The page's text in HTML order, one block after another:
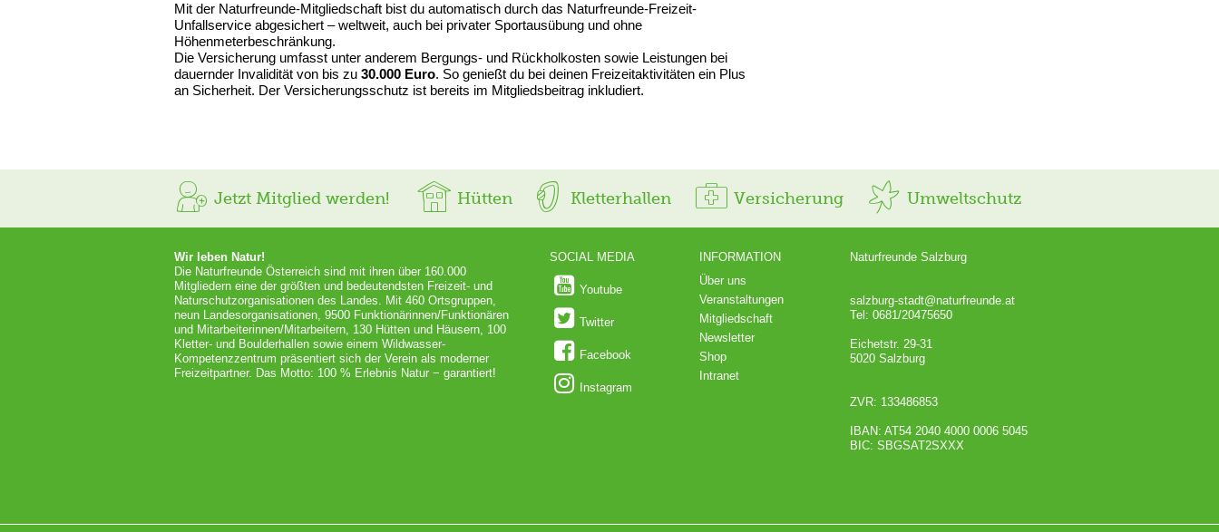
Mit der Naturfreunde-Mitgliedschaft bist du automatisch durch das Naturfreunde-Freizeit-
Unfallservice abgesichert – weltweit, auch bei privater Sportausübung und ohne
Höhenmeterbeschränkung.
Die Versicherung umfasst unter anderem Bergungs- und Rückholkosten sowie Leistungen bei
dauernder Invalidität von bis zu 30.000 Euro. So genießt du bei deinen Freizeitaktivitäten ein Plus
an Sicherheit. Der Versicherungsschutz ist bereits im Mitgliedsbeitrag inkludiert.
Jetzt Mitglied werden! Hütten Kletterhallen Versicherung Umweltschutz
Wir leben Natur!
Die Naturfreunde Österreich sind mit ihren über 160.000
Mitgliedern eine der größten und bedeutendsten Freizeit- und
Naturschutzorganisationen des Landes. Mit 460 Ortsgruppen,
neun Landesorganisationen, 9500 Funktionärinnen/Funktionären
und Mitarbeiterinnen/Mitarbeitern, 130 Hütten und Häusern, 100
Kletter- und Boulderhallen sowie einem Wildwasser-
Kompetenzzentrum präsentiert sich der Verein als moderner
Freizeitpartner. Das Motto: 100 % Erlebnis Natur − garantiert!
SOCIAL MEDIA
Youtube
Twitter
Facebook
Instagram
INFORMATION
Über uns
Veranstaltungen
Mitgliedschaft
Newsletter
Shop
Intranet
Naturfreunde Salzburg
salzburg-stadt@naturfreunde.at
Tel: 0681/20475650
Eichetstr. 29-31
5020 Salzburg
ZVR: 133486853
IBAN: AT54 2040 4000 0006 5045
BIC: SBGSAT2SXXX